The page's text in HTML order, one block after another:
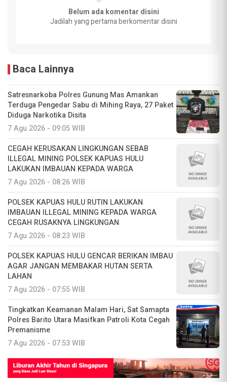
Belum ada komentar disini
Jadilah yang pertama berkomentar disini
Baca Lainnya
Satresnarkoba Polres Gunung Mas Amankan
Terduga Pengedar Sabu di Mihing Raya, 27 Paket
Diduga Narkotika Disita
7 Agu 2026 - 09:05 WIB
CEGAH KERUSAKAN LINGKUNGAN SEBAB
ILLEGAL MINING POLSEK KAPUAS HULU
LAKUKAN IMBAUAN KEPADA WARGA
7 Agu 2026 - 08:26 WIB
POLSEK KAPUAS HULU RUTIN LAKUKAN
IMBAUAN ILLEGAL MINING KEPADA WARGA
CEGAH RUSAKNYA LINGKUNGAN
7 Agu 2026 - 08:23 WIB
POLSEK KAPUAS HULU GENCAR BERIKAN IMBAU
AGAR JANGAN MEMBAKAR HUTAN SERTA
LAHAN
7 Agu 2026 - 07:55 WIB
Tingkatkan Keamanan Malam Hari, Sat Samapta
Polres Barito Utara Masifkan Patroli Kota Cegah
Premanisme
7 Agu 2026 - 07:53 WIB